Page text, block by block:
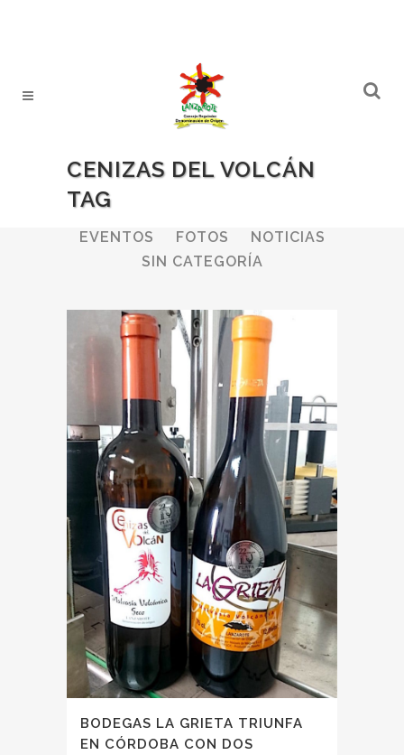
CENIZAS DEL VOLCÁN
TAG
ALL
EVENTOS
FOTOS
NOTICIAS
SIN CATEGORÍA
BODEGAS LA GRIETA TRIUNFA
EN CÓRDOBA CON DOS